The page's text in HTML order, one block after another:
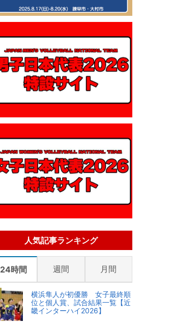
人気記事ランキング
24時間 週間 月間
横浜隼人が初優勝 女子最終順
位と個人賞、試合結果一覧【近
畿インターハイ2026】